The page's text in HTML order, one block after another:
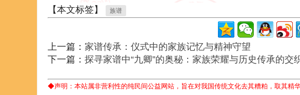
【本文标签】
族谱
上一篇： 家谱传承：仪式中的家族记忆与精神守望
下一篇： 探寻家谱中“九卿”的奥秘：家族荣耀与历史传承的交
◆声明：本站属非营利性的纯民间公益网站，旨在对我国传统文化去其糟粕，取其精